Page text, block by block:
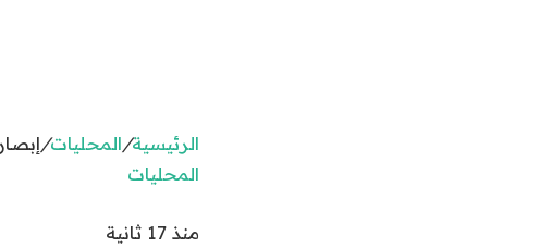
الرئيسية/المحليات/
المحليات
منذ 17 ثانية